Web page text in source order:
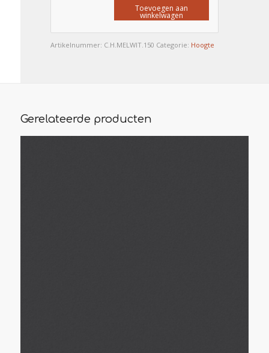
Toevoegen aan
winkelwagen
Artikelnummer: C.H.MELWIT.150 Categorie: Hoogte
Gerelateerde producten